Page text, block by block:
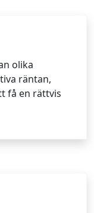
olika
räntan,
få en rättvis